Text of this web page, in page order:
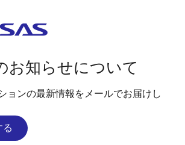
お知らせについて
ョンの最新情報をメールでお届けし
る